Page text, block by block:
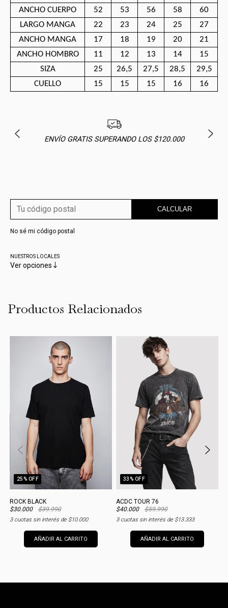
ANCHO CUERPO
52 53 56 58
60
LARGO MANGA
22 23 24 25
27
ANCHO MANGA
17 18 19 20
21
ANCHO HOMBRO
11 12 13 14
15
SIZA
25 26,5 27,5 28,5
29,5
CUELLO
15 15 15 16 16
ENVÍO GRATIS SUPERANDO LOS $120.000
CALCULAR
No sé mi código postal
NUESTROS LOCALES
Ver opciones
Productos Relacionados
25% OFF
ROCK BLACK
$30.000
$39.990
3cuotas sin interés de $10.000
AÑADIR AL CARRITO
33% OFF
ACDC TOUR 76
$40.000
$59.990
3cuotas sin interés de $13.333
AÑADIR AL CARRITO